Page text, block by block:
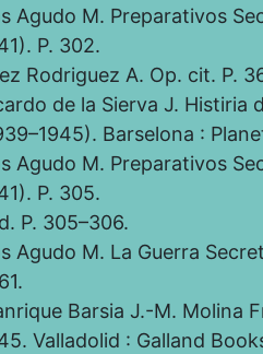
Agudo M. Preparativos
P. 302.
Rodriguez A. Op. cit. P.
de la Sierva J. Histiria
Barselona :
Agudo M. Preparativos
P. 305.
P. 305–306.
Agudo M. La Guerra
Barsia J.-M. Molina
Valladolid : Galland